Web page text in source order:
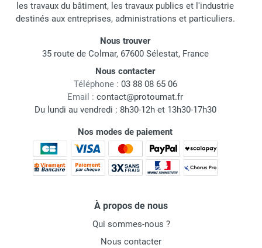
les travaux du bâtiment, les travaux publics et l'industrie
destinés aux entreprises, administrations et particuliers.
Nous trouver
35 route de Colmar, 67600 Sélestat, France
Nous contacter
Téléphone : 03 88 08 65 06
Email : contact@protoumat.fr
Du lundi au vendredi : 8h30-12h et 13h30-17h30
Nos modes de paiement
À propos de nous
Qui sommes-nous ?
Nous contacter